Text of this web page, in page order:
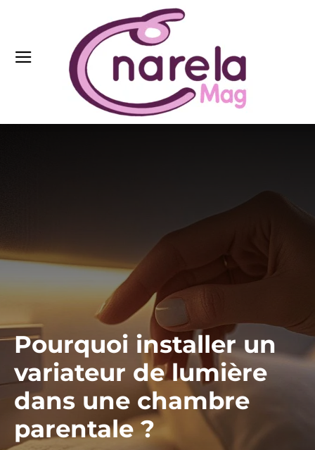
Pourquoi installer un
variateur de lumière
dans une chambre
parentale ?